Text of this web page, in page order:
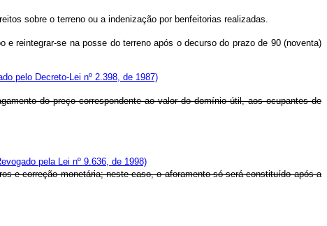
sobre o terreno ou a indenização por benfeitorias realizadas.
reintegrar-se na posse do terreno após o decurso do prazo de 90 (noventa)
pelo Decreto-Lei nº 2.398, de 1987)
do preço correspondente ao valor do domínio útil, aos ocupantes de
pela Lei nº 9.636, de 1998)
e correção monetária; neste caso, o aforamento só será constituído após a